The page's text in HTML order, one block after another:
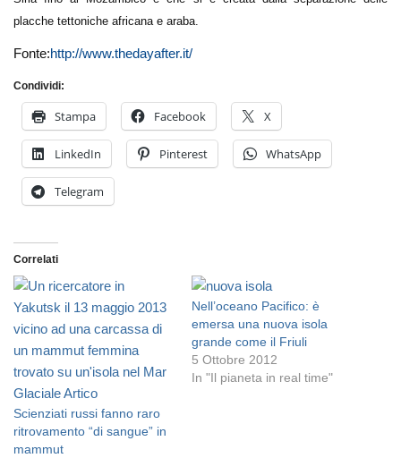
placche tettoniche africana e araba.
Fonte:http://www.thedayafter.it/
Condividi:
Stampa Facebook X
LinkedIn Pinterest WhatsApp
Telegram
Correlati
Scienziati russi fanno raro
ritrovamento “di sangue” in
mammut
Nell’oceano Pacifico: è
emersa una nuova isola
grande come il Friuli
5 Ottobre 2012
In "Il pianeta in real time"